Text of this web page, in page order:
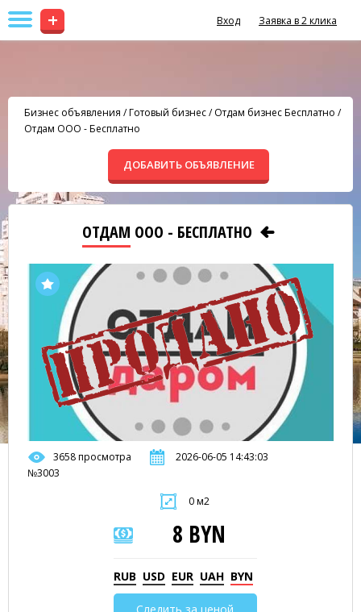
+ Вход Заявка в 2 клика
Бизнес объявления /Готовый бизнес/Отдам бизнес Бесплатно /
Отдам ООО - Бесплатно
ДОБАВИТЬ ОБЪЯВЛЕНИЕ
ОТДАМ ООО - БЕСПЛАТНО
3658 просмотра
2026-06-05 14:43:03
№3003
0 м2
8 BYN
RUB USD EUR UAH BYN